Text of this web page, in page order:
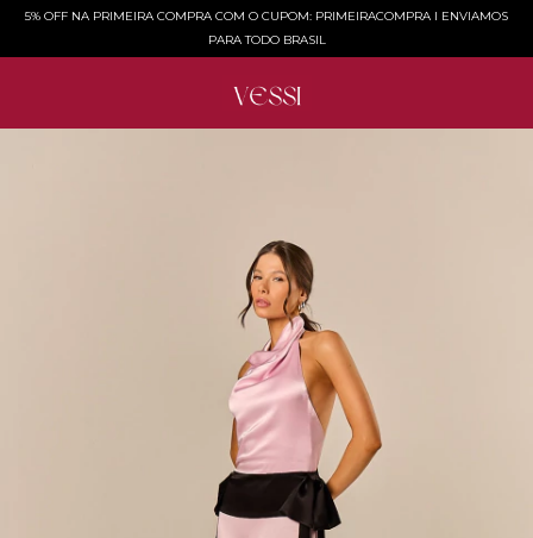
5% OFF NA PRIMEIRA COMPRA COM O CUPOM: PRIMEIRACOMPRA l ENVIAMOS
PARA TODO BRASIL